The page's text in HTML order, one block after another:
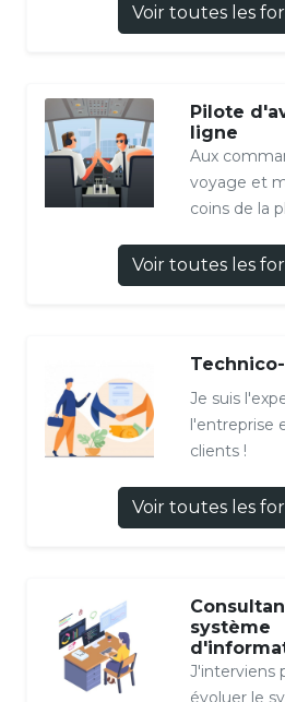
Voir toutes les
Pilote
ligne
Aux
voyage et
coins de la
Voir toutes les
Je suis
l'entreprise
clients !
Voir toutes les
système
J'interviens
évoluer le